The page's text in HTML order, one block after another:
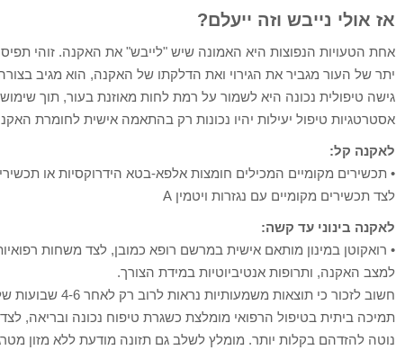
אז אולי נייבש וזה ייעלם?
אחת הטעויות הנפוצות היא האמונה שיש "לייבש" את האקנה. זוהי
יתר של העור מגביר את הגירוי ואת הדלקתו של האקנה, הוא מגיב בצורה
גישה טיפולית נכונה היא לשמור על רמת לחות מאוזנת בעור, תוך
אסטרטגיות טיפול יעילות יהיו נכונות רק בהתאמה אישית לחומרת
לאקנה קל:
• תכשירים מקומיים המכילים חומצות אלפא-בטא הידרוקסיות או
לצד תכשירים מקומיים עם נגזרות ויטמין A
לאקנה בינוני עד קשה:
• רואקוטן במינון מותאם אישית במרשם רופא כמובן, לצד משחות
למצב האקנה, ותרופות אנטיביוטיות במידת הצורך.
חשוב לזכור כי תוצאות משמעותיות נראות לרוב רק לאחר 4-6 שבועות של טיפול עקבי ומסודר.
תמיכה ביתית בטיפול הרפואי מומלצת כשגרת טיפוח נכונה ובריאה, לצד
נוטה להזדהם בקלות יותר. מומלץ לשלב גם תזונה מודעת ללא מזון